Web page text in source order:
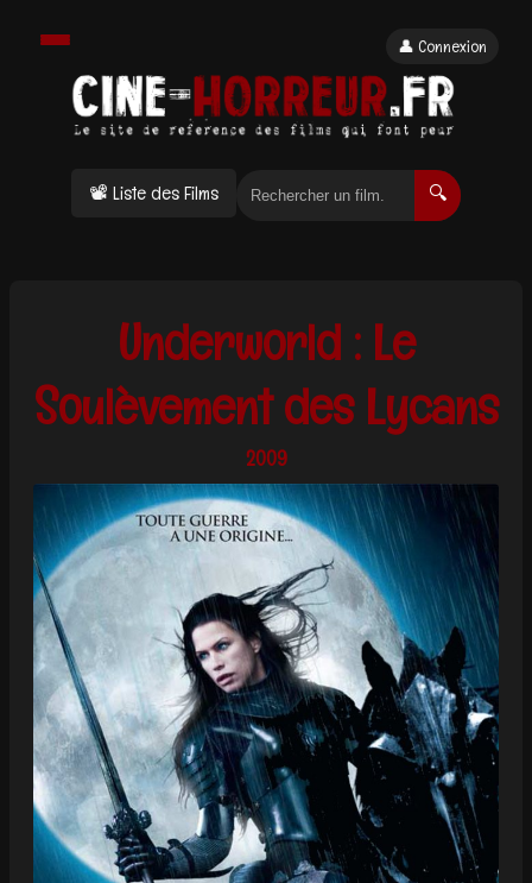
📽 Liste des Films 🔍
👤 Connexion
Underworld : Le
Soulèvement des Lycans
2009